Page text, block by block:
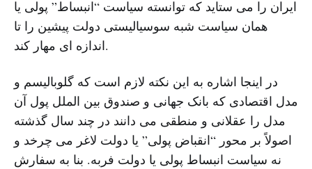
ایران را می ستاید که توانسته سیاست “انبساط” پولی یا
همان سیاست شبه سوسیالیستی دولت پیشین را تا
اندازه ای مهار کند.
در اینجا اشاره به این نکته لازم است که گلوبالیسم و
مدل اقتصادی که بانک جهانی و صندوق بین الملل پول آن
مدل را عقلانی و منطقی می دانند در چند سال گذشته
اصولاً بر محور “انقباض پولی” یا دولت لاغر می چرخد و
نه سیاست انبساط پولی یا دولت فربه. بنا به سفارش